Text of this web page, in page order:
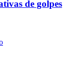
de golpes